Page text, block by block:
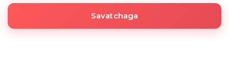
Savatchaga